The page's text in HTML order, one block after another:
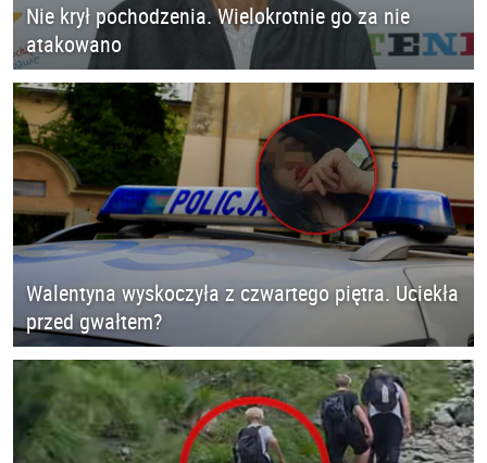
Nie krył pochodzenia. Wielokrotnie go za nie
atakowano
Walentyna wyskoczyła z czwartego piętra. Uciekła
przed gwałtem?